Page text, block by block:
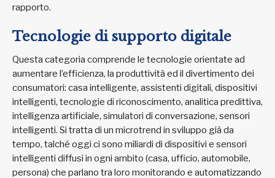
rapporto.
Tecnologie di supporto digitale
Questa categoria comprende le tecnologie orientate ad
aumentare l’efficienza, la produttività ed il divertimento dei
consumatori: casa intelligente, assistenti digitali, dispositivi
intelligenti, tecnologie di riconoscimento, analitica predittiva,
intelligenza artificiale, simulatori di conversazione, sensori
intelligenti. Si tratta di un microtrend in sviluppo già da
tempo, talché oggi ci sono miliardi di dispositivi e sensori
intelligenti diffusi in ogni ambito (casa, ufficio, automobile,
persona) che parlano tra loro monitorando e automatizzando